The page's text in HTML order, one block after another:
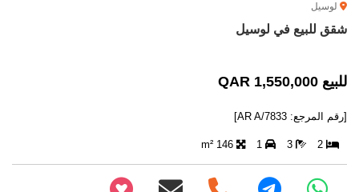
لوسيل
شقق للبيع في لوسيل
للبيع 1,550,000 QAR
[رقم المرجع: AR A/7833]
2
3
1
146 m²